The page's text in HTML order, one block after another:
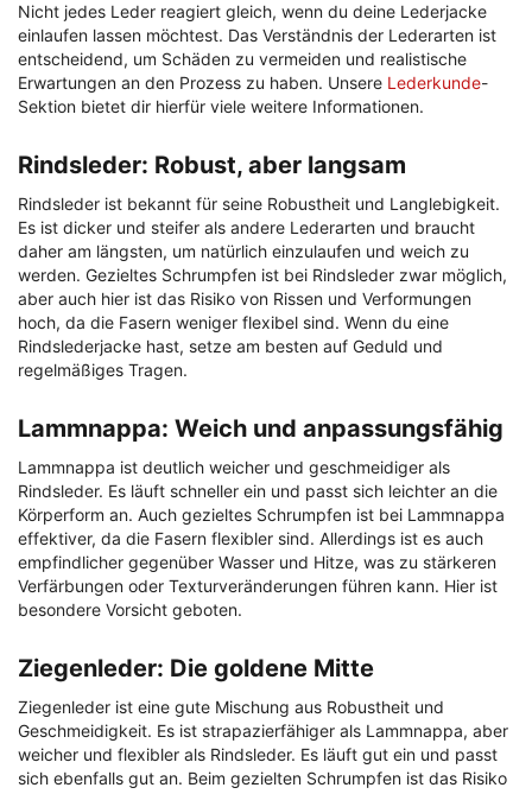
Nicht jedes Leder reagiert gleich, wenn du deine Lederjacke
einlaufen lassen möchtest. Das Verständnis der Lederarten ist
entscheidend, um Schäden zu vermeiden und realistische
Erwartungen an den Prozess zu haben. Unsere Lederkunde-
Sektion bietet dir hierfür viele weitere Informationen.
Rindsleder: Robust, aber langsam
Rindsleder ist bekannt für seine Robustheit und Langlebigkeit.
Es ist dicker und steifer als andere Lederarten und braucht
daher am längsten, um natürlich einzulaufen und weich zu
werden. Gezieltes Schrumpfen ist bei Rindsleder zwar möglich,
aber auch hier ist das Risiko von Rissen und Verformungen
hoch, da die Fasern weniger flexibel sind. Wenn du eine
Rindslederjacke hast, setze am besten auf Geduld und
regelmäßiges Tragen.
Lammnappa: Weich und anpassungsfähig
Lammnappa ist deutlich weicher und geschmeidiger als
Rindsleder. Es läuft schneller ein und passt sich leichter an die
Körperform an. Auch gezieltes Schrumpfen ist bei Lammnappa
effektiver, da die Fasern flexibler sind. Allerdings ist es auch
empfindlicher gegenüber Wasser und Hitze, was zu stärkeren
Verfärbungen oder Texturveränderungen führen kann. Hier ist
besondere Vorsicht geboten.
Ziegenleder: Die goldene Mitte
Ziegenleder ist eine gute Mischung aus Robustheit und
Geschmeidigkeit. Es ist strapazierfähiger als Lammnappa, aber
weicher und flexibler als Rindsleder. Es läuft gut ein und passt
sich ebenfalls gut an. Beim gezielten Schrumpfen ist das Risiko